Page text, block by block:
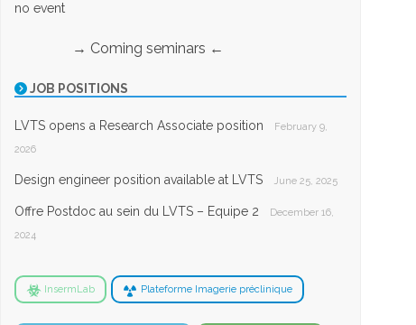
no event
→ Coming seminars ←
JOB POSITIONS
LVTS opens a Research Associate position
February 9,
2026
Design engineer position available at LVTS June 25, 2025
Offre Postdoc au sein du LVTS – Equipe 2
December 16,
2024
InsermLab Plateforme Imagerie préclinique